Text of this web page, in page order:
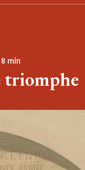
Temps de Lecture
8 min
triomphe